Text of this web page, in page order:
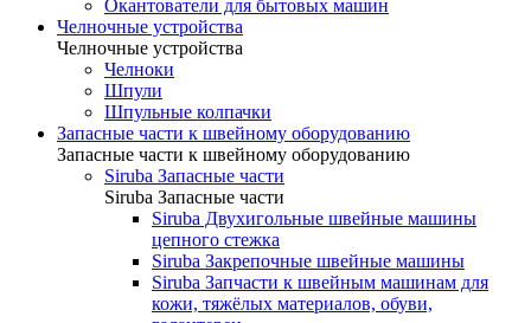
Окантователи для бытовых машин
Челночные устройства
Челночные устройства
Челноки
Шпули
Шпульные колпачки
Запасные части к швейному оборудованию
Запасные части к швейному оборудованию
Siruba Запасные части
Siruba Запасные части
Siruba Двухигольные швейные машины
цепного стежка
Siruba Закрепочные швейные машины
Siruba Запчасти к швейным машинам для
кожи, тяжёлых материалов, обуви,